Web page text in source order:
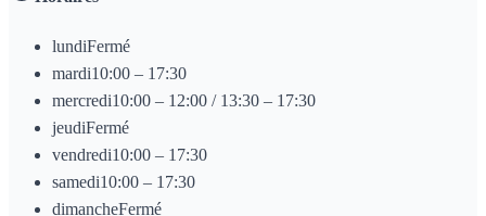
lundiFermé
mardi10:00 – 17:30
mercredi10:00 – 12:00 / 13:30 – 17:30
jeudiFermé
vendredi10:00 – 17:30
samedi10:00 – 17:30
dimancheFermé